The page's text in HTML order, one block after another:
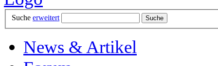
Suche erweitert
News & Artikel